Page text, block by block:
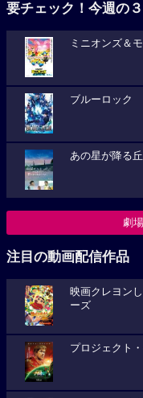
要チェック！今週の
ミニオンズ＆
ブルーロック
あの星が降る
劇
注目の動画配信作品
映画クレヨン
ーズ
プロジェクト